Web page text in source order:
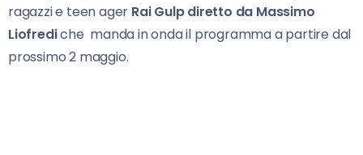
ragazzi e teen ager Rai Gulp diretto da Massimo
Liofrediche manda in onda il programma a partire dal
prossimo 2 maggio.